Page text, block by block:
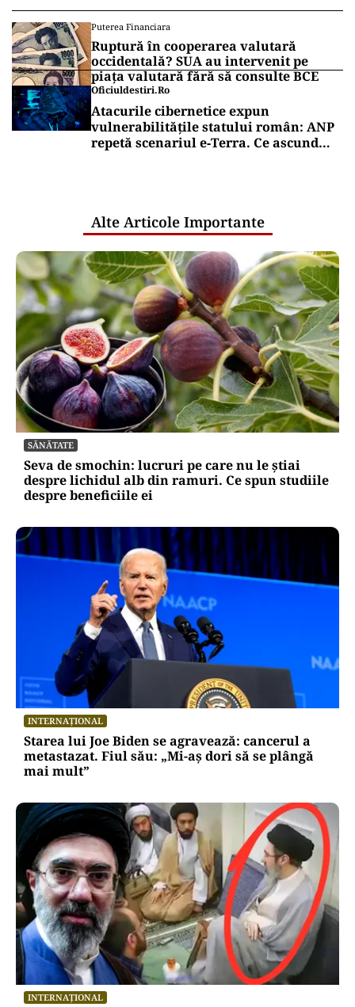
Puterea Financiara
Ruptură în cooperarea valutară
occidentală? SUA au intervenit pe
piața valutară fără să consulte BCE
Oficiuldestiri.ro
Atacurile cibernetice expun
vulnerabilitățile statului român: ANP
repetă scenariul e‑Terra. Ce ascund
Alte Articole Importante
SĂNĂTATE
Seva de smochin: lucruri pe care nu le știai
despre lichidul alb din ramuri. Ce spun studiile
despre beneficiile ei
INTERNAȚIONAL
Starea lui Joe Biden se agravează: cancerul a
metastazat. Fiul său: „Mi-aș dori să se plângă
mai mult”
INTERNAȚIONAL